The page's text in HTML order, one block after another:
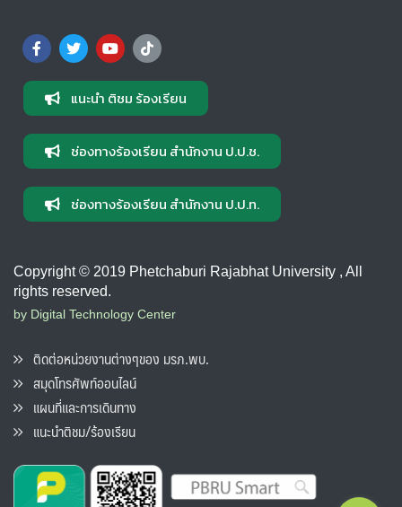
แนะนำ ติชม ร้องเรียน
ช่องทางร้องเรียน สำนักงาน ป.ป.ช.
ช่องทางร้องเรียน สำนักงาน ป.ป.ท.
Copyright © 2019 Phetchaburi Rajabhat University , All
rights reserved.
by Digital Technology Center
ติดต่อหน่วยงานต่างๆของ มรภ.พบ.
สมุดโทรศัพท์ออนไลน์
แผนที่และการเดินทาง
แนะนำติชม/ร้องเรียน